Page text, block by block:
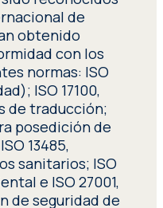
de
obtenido
con los
normas: ISO
ISO 17100,
de traducción;
posedición de
13485,
sanitarios; ISO
e ISO 27001,
de seguridad de